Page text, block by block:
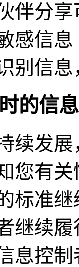
伴分
感信
别信
的信
续发
您有
标准
继续
息控